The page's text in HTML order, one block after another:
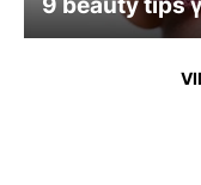
9 beauty tips